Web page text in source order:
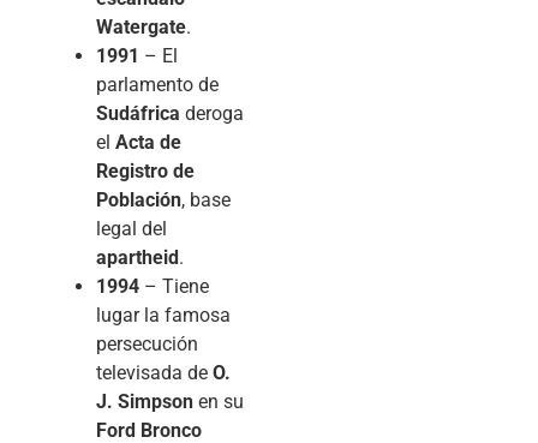
Watergate.
1991 – El
parlamento de
Sudáfrica deroga
el Acta de
Registro de
Población, base
legal del
apartheid.
1994 – Tiene
lugar la famosa
persecución
televisada de O.
J. Simpson en su
Ford Bronco